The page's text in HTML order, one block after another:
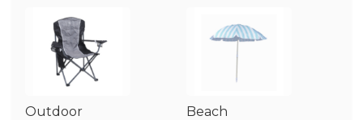
Outdoor
Beach